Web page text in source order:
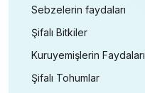
Sebzelerin faydaları
Şifalı Bitkiler
Kuruyemişlerin Faydaları
Şifalı Tohumlar